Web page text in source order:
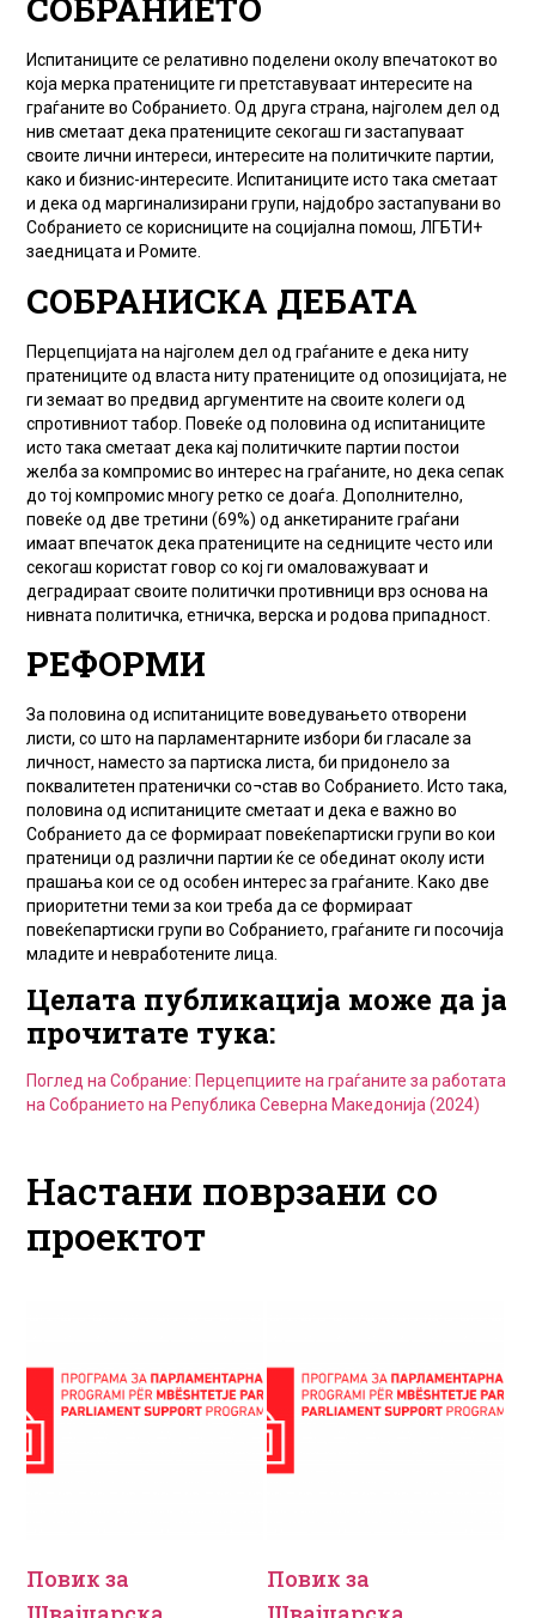
СОБРАНИЕТО
Испитаниците се релативно поделени околу впечатокот во
која мерка пратениците ги претставуваат интересите на
граѓаните во Собранието. Од друга страна, најголем дел од
нив сметаат дека пратениците секогаш ги застапуваат
своите лични интереси, интересите на политичките партии,
како и бизнис-интересите. Испитаниците исто така сметаат
и дека од маргинализирани групи, најдобро застапувани во
Собранието се корисниците на социјална помош, ЛГБТИ+
заедницата и Ромите.
СОБРАНИСКА ДЕБАТА
Перцепцијата на најголем дел од граѓаните е дека ниту
пратениците од власта ниту пратениците од опозицијата, не
ги земаат во предвид аргументите на своите колеги од
спротивниот табор. Повеќе од половина од испитаниците
исто така сметаат дека кај политичките партии постои
желба за компромис во интерес на граѓаните, но дека сепак
до тој компромис многу ретко се доаѓа. Дополнително,
повеќе од две третини (69%) од анкетираните граѓани
имаат впечаток дека пратениците на седниците често или
секогаш користат говор со кој ги омаловажуваат и
деградираат своите политички противници врз основа на
нивната политичка, етничка, верска и родова припадност.
РЕФОРМИ
За половина од испитаниците воведувањето отворени
листи, со што на парламентарните избори би гласале за
личност, наместо за партиска листа, би придонело за
поквалитетен пратенички со¬став во Собранието. Исто така,
половина од испитаниците сметаат и дека е важно во
Собранието да се формираат повеќепартиски групи во кои
пратеници од различни партии ќе се обединат околу исти
прашања кои се од особен интерес за граѓаните. Како две
приоритетни теми за кои треба да се формираат
повеќепартиски групи во Собранието, граѓаните ги посочија
младите и невработените лица.
Целата публикација може да ја
прочитате тука:
Поглед на Собрание: Перцепциите на граѓаните за работата
на Собранието на Република Северна Македонија (2024)
Настани поврзани со
проектот
Повик за
Повик за